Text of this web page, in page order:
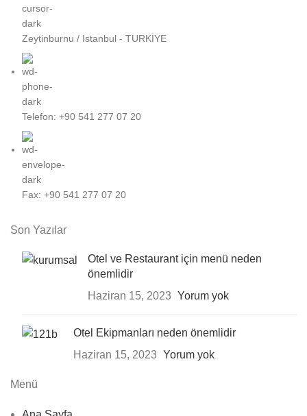
Zeytinburnu / Istanbul - TURKİYE
Telefon: +90 541 277 07 20
Fax: +90 541 277 07 20
Son Yazılar
Otel ve Restaurant için menü neden
önemlidir
Haziran 15, 2023 Yorum yok
Otel Ekipmanları neden önemlidir
Haziran 15, 2023 Yorum yok
Menü